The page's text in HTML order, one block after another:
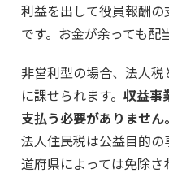
利益を出して役員報酬
です。お金が余っても配
非営利型の場合、法人
に課せられます。 収益事
支払う必要がありません。
法人住民税は公益目的
道府県によっては免除さ